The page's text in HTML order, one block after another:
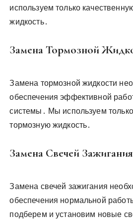
используем только
жидкость․
Замена Тормозной
Замена тормозной жидкости
обеспечения эффективной
системы․ Мы используем
тормозную жидкость․
Замена Свечей Зажигания
Замена свечей зажигания
обеспечения нормальной
подберем и установим новые